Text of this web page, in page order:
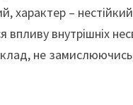
характер –
внутрішніх
не